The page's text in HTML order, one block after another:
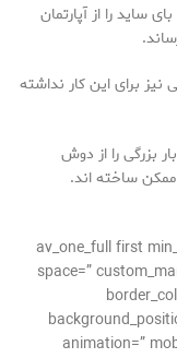
ساید را از آپارتمان
برای این کار نداشته
بزرگی را از دوش
ممکن ساخته اند.
[/av_one_full][av_one_full
space=”
animation=”